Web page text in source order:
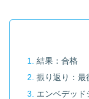
結果：合格
振り返り：最
エンベデッド